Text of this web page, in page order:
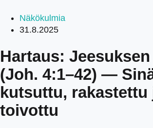
Näkökulmia
31.8.2025
Hartaus:
(Joh. 4:1–42) —
kutsuttu, rakastettu
toivottu